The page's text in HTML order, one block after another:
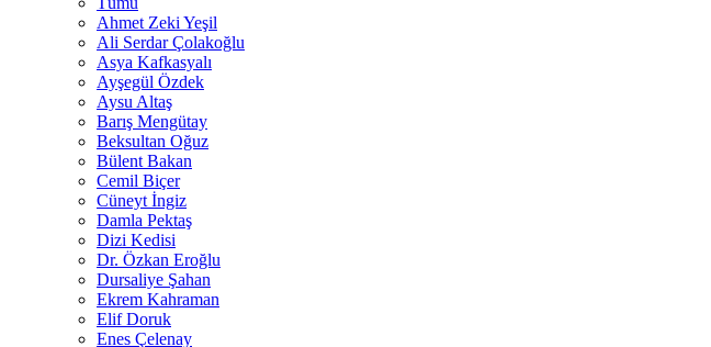
Ahmet Zeki Yeşil
Ali Serdar Çolakoğlu
Asya Kafkasyalı
Ayşegül Özdek
Aysu Altaş
Barış Mengütay
Beksultan Oğuz
Bülent Bakan
Cemil Biçer
Cüneyt İngiz
Damla Pektaş
Dizi Kedisi
Dr. Özkan Eroğlu
Dursaliye Şahan
Ekrem Kahraman
Elif Doruk
Enes Çelenay